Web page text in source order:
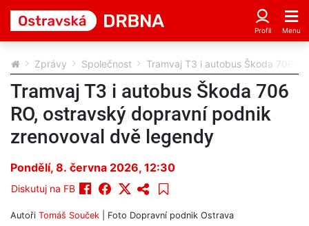
Zprávy Společnost Tramvaj T3 i autobus Škoda 706
Tramvaj T3 i autobus Škoda 706
RO, ostravský dopravní podnik
zrenovoval dvě legendy
Pondělí, 8. června 2026, 12:30
Diskutuj na FB
Autoři Tomáš Souček | Foto Dopravní podnik Ostrava